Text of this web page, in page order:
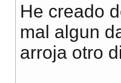
He creado
mal algun
arroja otro